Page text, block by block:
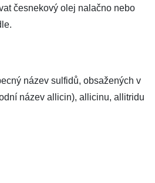
česnekový olej nalačno nebo
název sulfidů, obsažených v
název allicin), allicinu, allitridu